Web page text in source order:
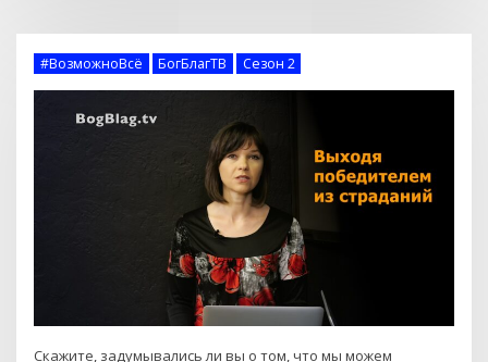
#ВозможноВсё БогБлагТВ Сезон 2
Скажите, задумывались ли вы о том, что мы можем